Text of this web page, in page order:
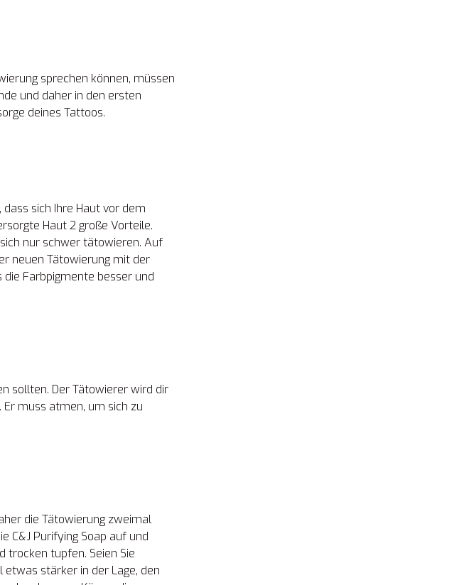
sprechen können, müssen
und daher in den ersten
deines Tattoos.
sich Ihre Haut vor dem
Haut 2 große Vorteile.
nur schwer tätowieren. Auf
neuen Tätowierung mit der
Farbpigmente besser und
sollten. Der Tätowierer wird dir
muss atmen, um sich zu
die Tätowierung zweimal
C&J Purifying Soap auf und
trocken tupfen. Seien Sie
etwas stärker in der Lage, den